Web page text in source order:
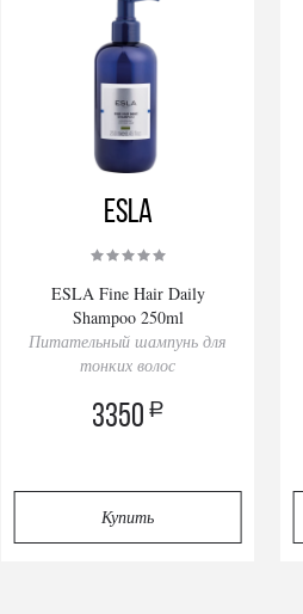
ESLA
ESLA Fine Hair Daily
Shampoo 250ml
Питательный шампунь для
тонких волос
3350 a
Купить